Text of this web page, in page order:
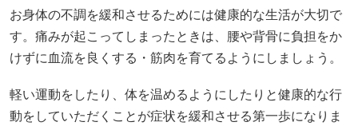
お身体の不調を緩和させるためには健康的な生活が大切で
す。痛みが起こってしまったときは、腰や背骨に負担をか
けずに血流を良くする・筋肉を育てるようにしましょう。
軽い運動をしたり、体を温めるようにしたりと健康的な行
動をしていただくことが症状を緩和させる第一歩になりま